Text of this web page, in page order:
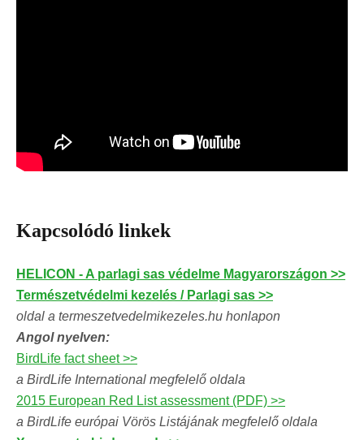
Kapcsolódó linkek
HELICON - A parlagi sas védelme Magyarországon >>
Természetvédelmi kezelés / Parlagi sas >>
oldal a termeszetvedelmikezeles.hu honlapon
Angol nyelven:
BirdLife fact sheet >>
a BirdLife International megfelelő oldala
2015 European Red List assessment (PDF) >>
a BirdLife európai Vörös Listájának megfelelő oldala